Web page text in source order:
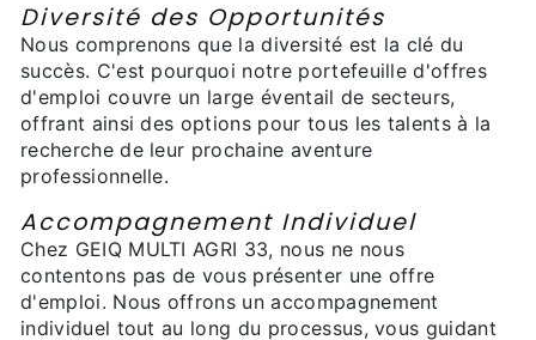
Diversité des Opportunités
Nous comprenons que la diversité est la clé du
succès. C'est pourquoi notre portefeuille d'offres
d'emploi couvre un large éventail de secteurs,
offrant ainsi des options pour tous les talents à la
recherche de leur prochaine aventure
professionnelle.
Accompagnement Individuel
Chez GEIQ MULTI AGRI 33, nous ne nous
contentons pas de vous présenter une offre
d'emploi. Nous offrons un accompagnement
individuel tout au long du processus, vous guidant